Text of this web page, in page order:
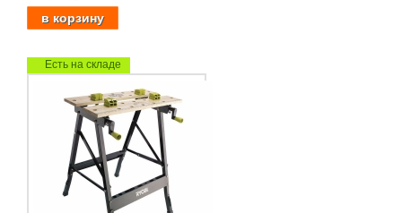
Есть на складе